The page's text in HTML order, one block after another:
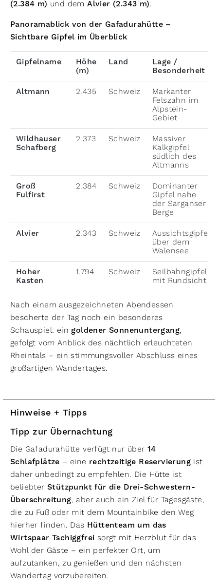
(2.384 m) und demAlvier (2.343 m).
Panoramablick von der Gafadurahütte –
Sichtbare Gipfel im Überblick
Gipfelname
Höhe
(m)
Land
Lage /
Besonderheit
Altmann 2.435 Schweiz
Markanter
Felszahn im
Alpstein-
Gebiet
Wildhauser
Schafberg
2.373 Schweiz
Massiver
Kalkgipfel
südlich des
Altmanns
Groß
Fulfirst
2.384 Schweiz
Dominanter
Gipfel nahe
der Sarganser
Berge
Alvier 2.343 Schweiz
Aussichtsgipfel
über dem
Walensee
Hoher
Kasten
1.794 Schweiz
Seilbahngipfel
mit Rundsicht
Nach einem ausgezeichneten Abendessen
bescherte der Tag noch ein besonderes
Schauspiel: ein goldener Sonnenuntergang,
gefolgt vom Anblick des nächtlich erleuchteten
Rheintals – ein stimmungsvoller Abschluss eines
großartigen Wandertages.
Hinweise + Tipps
Tipp zur Übernachtung
Die Gafadurahütte verfügt nur über 14
Schlafplätze – eine rechtzeitige Reservierung ist
daher unbedingt zu empfehlen. Die Hütte ist
beliebter Stützpunkt für die Drei-Schwestern-
Überschreitung, aber auch ein Ziel für Tagesgäste,
die zu Fuß oder mit dem Mountainbike den Weg
hierher finden. Das Hüttenteam um das
Wirtspaar Tschiggfrei sorgt mit Herzblut für das
Wohl der Gäste – ein perfekter Ort, um
aufzutanken, zu genießen und den nächsten
Wandertag vorzubereiten.